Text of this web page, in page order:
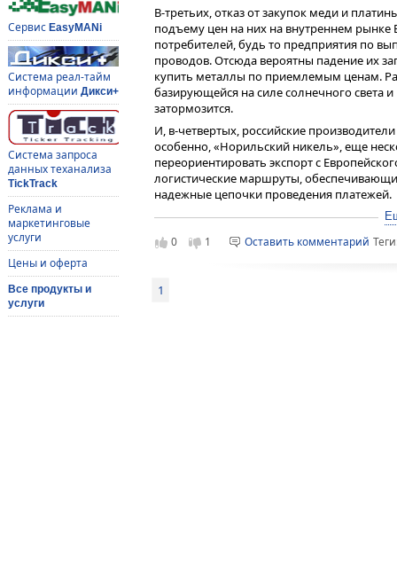
Сервис EasyMANi
Система реал-тайм
информации Дикси+
Система запроса
данных теханализа
TickTrack
Реклама и
маркетинговые
услуги
Цены и оферта
Все продукты и
услуги
В-третьих, отказ от закупок меди и
подъему цен на них на внутреннем рынке
потребителей, будь то предприятия по
проводов. Отсюда вероятны падение их
купить металлы по приемлемым ценам.
базирующейся на силе солнечного света
затормозится.
И, в-четвертых, российские
особенно, «Норильский никель», еще
переориентировать экспорт с
логистические маршруты,
надежные цепочки проведения платежей.
В результате потенциальный эффект от
перестраховались по максимуму от
0 1 Оставить комментарий
1